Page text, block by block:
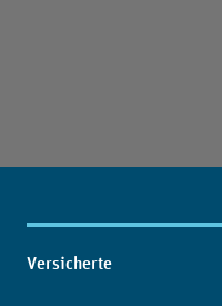
Inhaltsübersicht
Versicherte